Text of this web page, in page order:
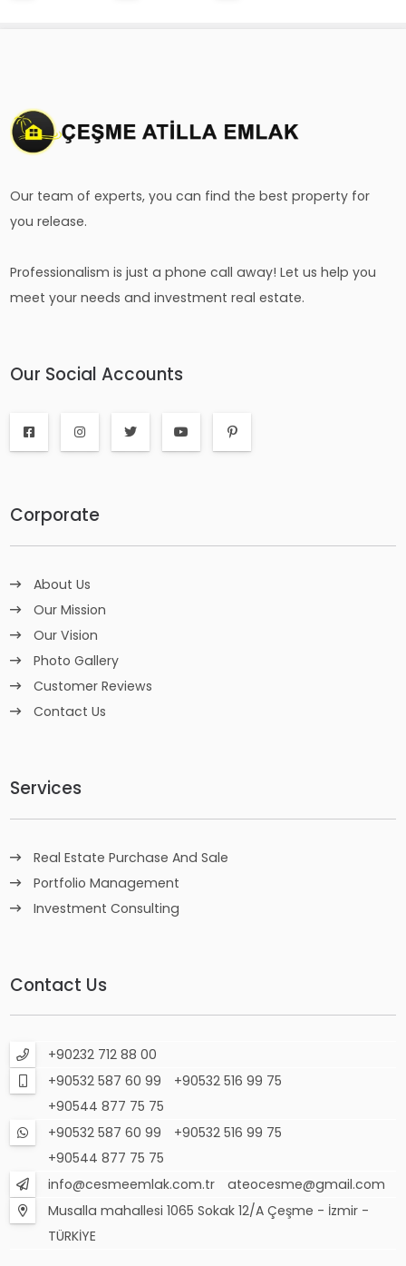
Our team of experts, you can find the best property for
you release.
Professionalism is just a phone call away! Let us help you
meet your needs and investment real estate.
Our Social Accounts
Corporate
About Us
Our Mission
Our Vision
Photo Gallery
Customer Reviews
Contact Us
Services
Real Estate Purchase And Sale
Portfolio Management
Investment Consulting
Contact Us
+90232 712 88 00
+90532 587 60 99
+90532 516 99 75
+90544 877 75 75
+90532 587 60 99
+90532 516 99 75
+90544 877 75 75
info@cesmeemlak.com.tr
ateocesme@gmail.com
Musalla mahallesi 1065 Sokak 12/A Çeşme - İzmir -
TÜRKİYE